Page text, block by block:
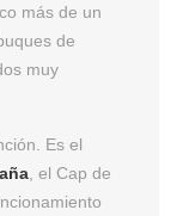
más de un
de
muy
Es el
, el Cap de